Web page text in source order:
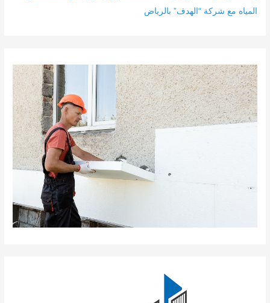
المياه مع شركة “الهدف” بالرياض